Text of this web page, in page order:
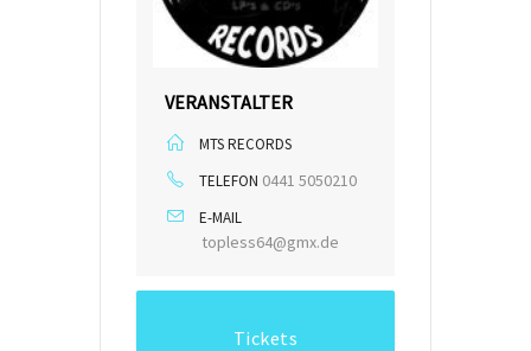
VERANSTALTER
MTS RECORDS
TELEFON 0441 5050210
E-MAIL
topless64@gmx.de
Tickets